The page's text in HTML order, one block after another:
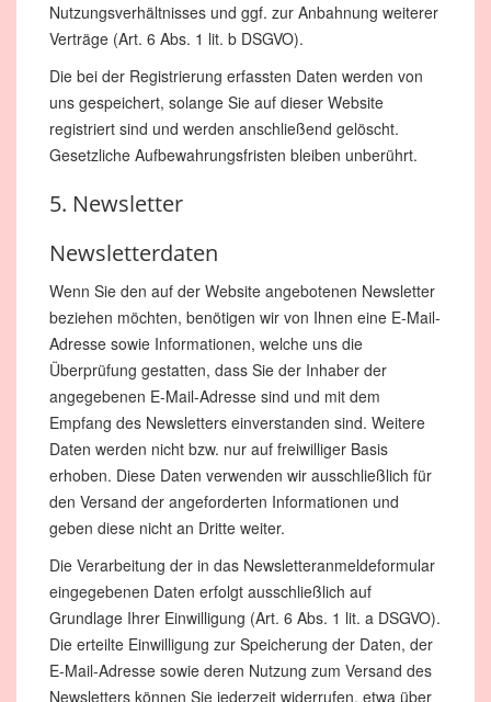
Nutzungsverhältnisses und ggf. zur Anbahnung weiterer
Verträge (Art. 6 Abs. 1 lit. b DSGVO).
Die bei der Registrierung erfassten Daten werden von
uns gespeichert, solange Sie auf dieser Website
registriert sind und werden anschließend gelöscht.
Gesetzliche Aufbewahrungsfristen bleiben unberührt.
5. Newsletter
Newsletterdaten
Wenn Sie den auf der Website angebotenen Newsletter
beziehen möchten, benötigen wir von Ihnen eine E-Mail-
Adresse sowie Informationen, welche uns die
Überprüfung gestatten, dass Sie der Inhaber der
angegebenen E-Mail-Adresse sind und mit dem
Empfang des Newsletters einverstanden sind. Weitere
Daten werden nicht bzw. nur auf freiwilliger Basis
erhoben. Diese Daten verwenden wir ausschließlich für
den Versand der angeforderten Informationen und
geben diese nicht an Dritte weiter.
Die Verarbeitung der in das Newsletteranmeldeformular
eingegebenen Daten erfolgt ausschließlich auf
Grundlage Ihrer Einwilligung (Art. 6 Abs. 1 lit. a DSGVO).
Die erteilte Einwilligung zur Speicherung der Daten, der
E-Mail-Adresse sowie deren Nutzung zum Versand des
Newsletters können Sie jederzeit widerrufen, etwa über